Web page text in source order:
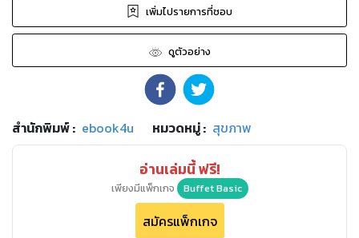
เพิ่มไปรายการที่ชอบ
ดูตัวอย่าง
สำนักพิมพ์: ebook4u หมวดหมู่: สุขภาพ
อ่านเล่มนี้ ฟรี!
เพียงมีแพ็กเกจ Buffet Basic
สมัครแพ็กเกจ